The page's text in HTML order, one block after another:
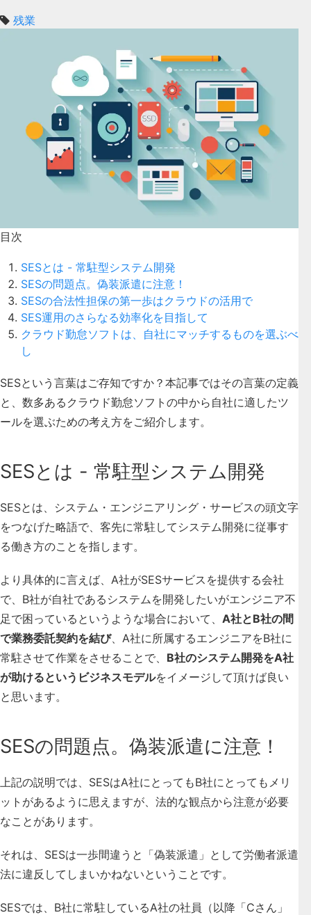
残業
目次
SESとは - 常駐型システム開発
SESの問題点。偽装派遣に注意！
SESの合法性担保の第一歩はクラウドの活用で
SES運用のさらなる効率化を目指して
クラウド勤怠ソフトは、自社にマッチするものを選ぶべ
し
SESという言葉はご存知ですか？本記事ではその言葉の定義
と、数多あるクラウド勤怠ソフトの中から自社に適したツ
ールを選ぶための考え方をご紹介します。
SESとは - 常駐型システム開発
SESとは、システム・エンジニアリング・サービスの頭文字
をつなげた略語で、客先に常駐してシステム開発に従事す
る働き方のことを指します。
より具体的に言えば、A社がSESサービスを提供する会社
で、B社が自社であるシステムを開発したいがエンジニア不
足で困っているというような場合において、 A社とB社の間
で業務委託契約を結び、A社に所属するエンジニアをB社に
常駐させて作業をさせることで、 B社のシステム開発をA社
が助けるというビジネスモデルをイメージして頂けば良い
と思います。
SESの問題点。偽装派遣に注意！
上記の説明では、SESはA社にとってもB社にとってもメリ
ットがあるように思えますが、法的な観点から注意が必要
なことがあります。
それは、 SESは一歩間違うと「偽装派遣」として労働者派遣
法に違反してしまいかねないということです。
SESでは、B社に常駐しているA社の社員（以降「Cさん」